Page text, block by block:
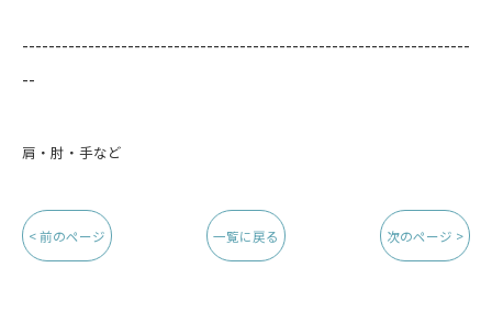
--------------------------------------------------------------------
--
肩・肘・手など
< 前のページ 一覧に戻る 次のページ >